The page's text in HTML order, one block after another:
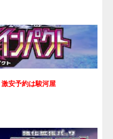
激安予約は駿河屋